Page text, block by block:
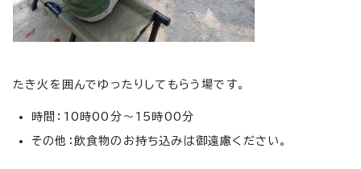
たき火を囲んでゆったりしてもらう場です。
時間：10時00分～15時00分
その他：飲食物のお持ち込みは御遠慮ください。